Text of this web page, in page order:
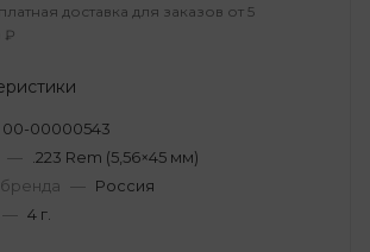
доставка для заказов от 5
₽
00-00000543
— .223 Rem (5,56×45 мм)
— Россия
— 4 г.